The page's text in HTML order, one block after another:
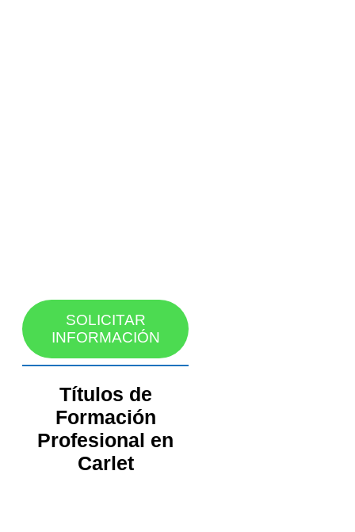
SOLICITAR
INFORMACIÓN
Títulos de
Formación
Profesional en
Carlet